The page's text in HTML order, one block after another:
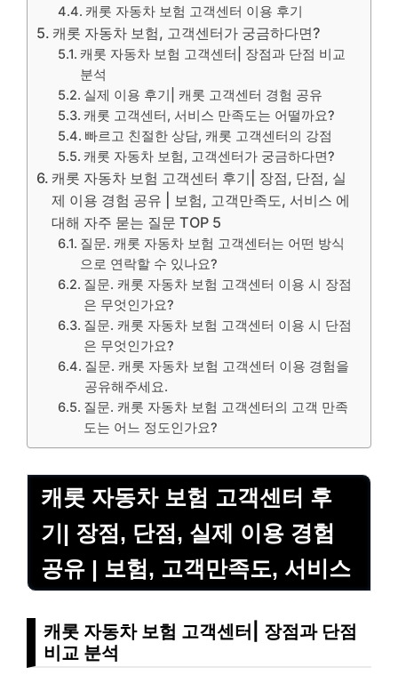
캐롯 자동차 보험 고객센터 이용 후기
캐롯 자동차 보험, 고객센터가 궁금하다면?
캐롯 자동차 보험 고객센터| 장점과 단점 비교
분석
실제 이용 후기| 캐롯 고객센터 경험 공유
캐롯 고객센터, 서비스 만족도는 어떨까요?
빠르고 친절한 상담, 캐롯 고객센터의 강점
캐롯 자동차 보험, 고객센터가 궁금하다면?
캐롯 자동차 보험 고객센터 후기| 장점, 단점, 실
제 이용 경험 공유 | 보험, 고객만족도, 서비스 에
대해 자주 묻는 질문 TOP 5
질문. 캐롯 자동차 보험 고객센터는 어떤 방식
으로 연락할 수 있나요?
질문. 캐롯 자동차 보험 고객센터 이용 시 장점
은 무엇인가요?
질문. 캐롯 자동차 보험 고객센터 이용 시 단점
은 무엇인가요?
질문. 캐롯 자동차 보험 고객센터 이용 경험을
공유해주세요.
질문. 캐롯 자동차 보험 고객센터의 고객 만족
도는 어느 정도인가요?
캐롯 자동차 보험 고객센터 후
기| 장점, 단점, 실제 이용 경험
공유 | 보험, 고객만족도, 서비스
캐롯 자동차 보험 고객센터| 장점과 단점
비교 분석